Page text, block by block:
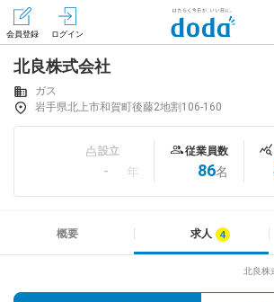
会員登録 ログイン
はじめてdoda
求人を紹介してもらう
知りたい・聞きたい
北良株式会社
ガス
岩手県北上市和賀町後藤2地割106-160
設立
- 年
従業員数
86名
概要 求人
北良株